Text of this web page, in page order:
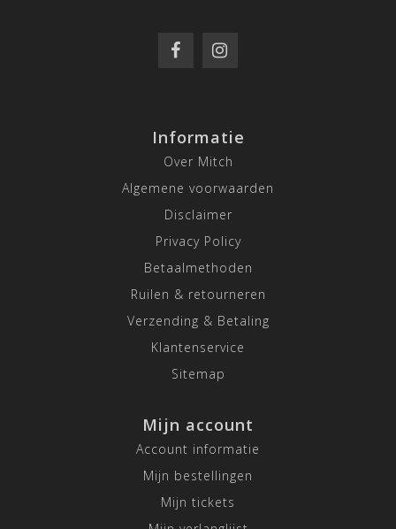
Informatie
Over Mitch
Algemene voorwaarden
Disclaimer
Privacy Policy
Betaalmethoden
Ruilen & retourneren
Verzending & Betaling
Klantenservice
Sitemap
Mijn account
Account informatie
Mijn bestellingen
Mijn tickets